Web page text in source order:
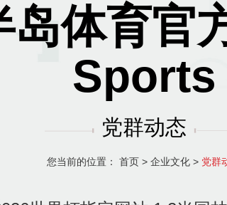
岛体育官
Sports
党群动态
您当前的位置： 首页 > 企业文化 > 党群